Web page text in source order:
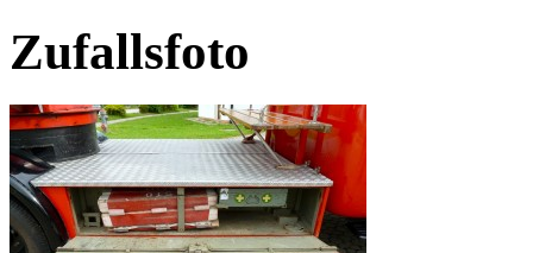
Zufallsfoto